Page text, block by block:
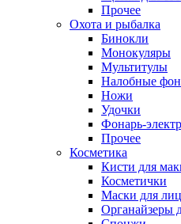
Прочее
Охота и рыбалка
Бинокли
Монокуляры
Мультитулы
Налобные
Ножи
Удочки
Фонарь-
Прочее
Косметика
Кисти для
Косметички
Маски для
Органайзеры